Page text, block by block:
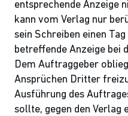
entsprechende Anzeige
kann vom Verlag nur
sein Schreiben einen
betreffende Anzeige bei
Dem Auftraggeber
Ansprüchen Dritter
Ausführung des
sollte, gegen den Verlag